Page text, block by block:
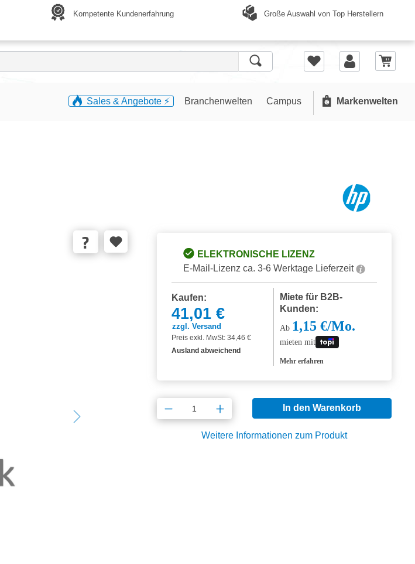
Kompetente Kundenerfahrung Große Auswahl von Top Herstellern
Sales & Angebote ⚡️ Branchenwelten Campus Markenwelten
ELEKTRONISCHE LIZENZ
E-Mail-Lizenz ca. 3-6 Werktage Lieferzeit
Kaufen:
41,01 €
zzgl. Versand
Preis exkl. MwSt: 34,46 €
Ausland abweichend
Miete für B2B-
Kunden:
Ab 1,15 €/Mo.
mieten mit
Mehr erfahren
Produkt Anzahl: Gib den gewünschten
In den Warenkorb
Weitere Informationen zum Produkt